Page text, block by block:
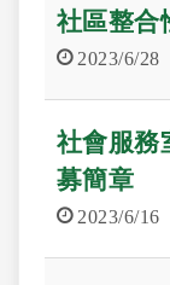
社區整合
2023/6/28
社會服務
募簡章
2023/6/16